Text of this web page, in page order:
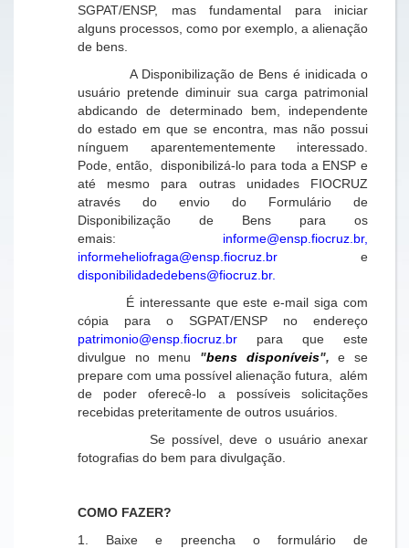
SGPAT/ENSP, mas fundamental para iniciar
alguns processos, como por exemplo, a alienação
de bens.
A Disponibilização de Bens é inidicada o
usuário pretende diminuir sua carga patrimonial
abdicando de determinado bem, independente
do estado em que se encontra, mas não possui
nínguem aparentementemente interessado.
Pode, então, disponibilizá-lo para toda a ENSP e
até mesmo para outras unidades FIOCRUZ
através do envio do Formulário de
Disponibilização de Bens para os
emais: informe@ensp.fiocruz.br,
informeheliofraga@ensp.fiocruz.br e
disponibilidadedebens@fiocruz.br.
É interessante que este e-mail siga com
cópia para o SGPAT/ENSP no endereço
patrimonio@ensp.fiocruz.br para que este
divulgue no menu "bens disponíveis", e se
prepare com uma possível alienação futura, além
de poder oferecê-lo a possíveis solicitações
recebidas preteritamente de outros usuários.
Se possível, deve o usuário anexar
fotografias do bem para divulgação.
COMO FAZER?
1. Baixe e preencha o formulário de